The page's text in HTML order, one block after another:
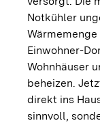
Notkühler
Einwohner-
Wohnhäuser
beheizen.
direkt ins
sinnvoll,